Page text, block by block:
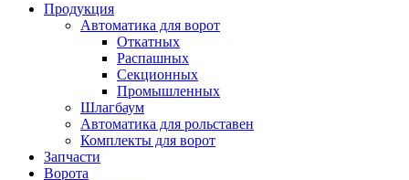
Продукция
Автоматика для ворот
Откатных
Распашных
Секционных
Промышленных
Шлагбаум
Автоматика для рольставен
Комплекты для ворот
Запчасти
Ворота